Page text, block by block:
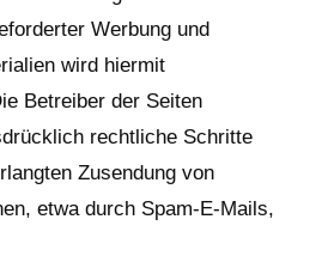
Werbung und
wird hiermit
Betreiber der Seiten
rechtliche Schritte
Zusendung von
etwa durch Spam-E-Mails,